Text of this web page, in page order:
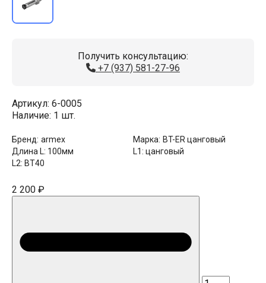
Получить консультацию:
+7 (937) 581-27-96
Артикул: 6-0005
Наличие: 1 шт.
Бренд: armex Марка: BT-ER цанговый
Длина L: 100мм L1: цанговый
L2: BT40
2 200 ₽